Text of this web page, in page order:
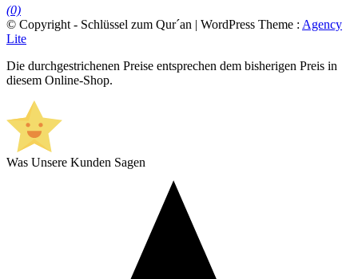
(0)
© Copyright - Schlüssel zum Qur´an | WordPress Theme : Agency
Lite
Die durchgestrichenen Preise entsprechen dem bisherigen Preis in
diesem Online-Shop.
Was Unsere Kunden Sagen